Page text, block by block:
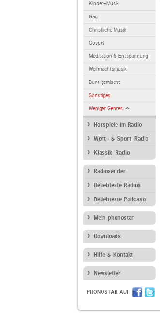
Kinder-Musik
Gay
Christliche Musik
Gospel
Meditation & Entspannung
Weihnachtsmusik
Bunt gemischt
Sonstiges
Weniger Genres
Hörspiele im Radio
Wort- & Sport-Radio
Klassik-Radio
Radiosender
Beliebteste Radios
Beliebteste Podcasts
Mein phonostar
Downloads
Hilfe & Kontakt
Newsletter
PHONOSTAR AUF